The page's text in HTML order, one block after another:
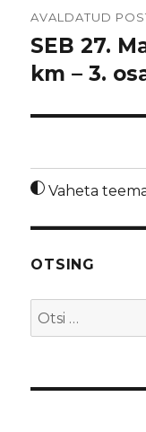
AVALDATUD
SEB 27.
km – 3.
Vaheta
OTSING
Otsi: